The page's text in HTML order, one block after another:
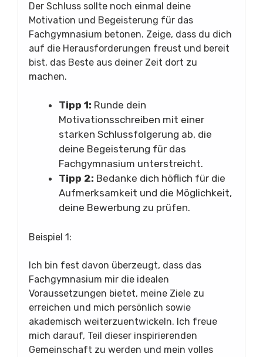
Der Schluss sollte noch einmal deine
Motivation und Begeisterung für das
Fachgymnasium betonen. Zeige, dass du dich
auf die Herausforderungen freust und bereit
bist, das Beste aus deiner Zeit dort zu
machen.
Tipp 1: Runde dein
Motivationsschreiben mit einer
starken Schlussfolgerung ab, die
deine Begeisterung für das
Fachgymnasium unterstreicht.
Tipp 2: Bedanke dich höflich für die
Aufmerksamkeit und die Möglichkeit,
deine Bewerbung zu prüfen.
Beispiel 1:
Ich bin fest davon überzeugt, dass das
Fachgymnasium mir die idealen
Voraussetzungen bietet, meine Ziele zu
erreichen und mich persönlich sowie
akademisch weiterzuentwickeln. Ich freue
mich darauf, Teil dieser inspirierenden
Gemeinschaft zu werden und mein volles